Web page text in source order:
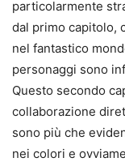
particolarmente
dal primo capitolo,
nel fantastico
personaggi sono
Questo secondo
collaborazione
sono più che
nei colori e